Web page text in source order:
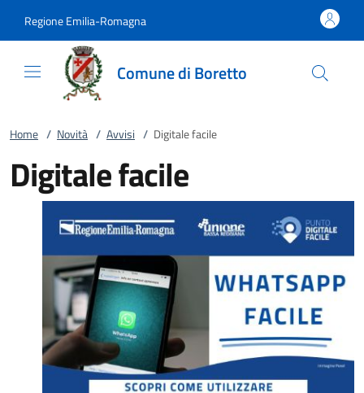
Regione Emilia-Romagna
Comune di Boretto
Home / Novità / Avvisi / Digitale facile
Digitale facile